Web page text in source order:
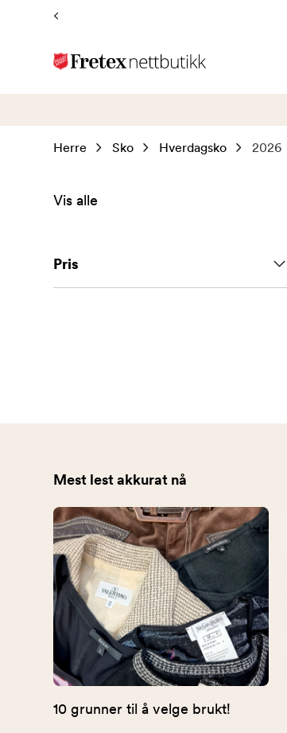
Tilbake
forsiden
Herre Sko Hverdagsko 2026
Vis alle
Pris
Mest lest akkurat nå
10 grunner til å velge brukt!